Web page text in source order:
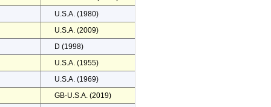
U.S.A. (1980)
U.S.A. (2009)
D (1998)
U.S.A. (1955)
U.S.A. (1969)
GB-U.S.A. (2019)